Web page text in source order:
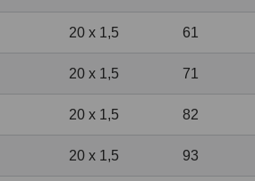
20 x 1,5 61
20 x 1,5 71
20 x 1,5 82
20 x 1,5 93